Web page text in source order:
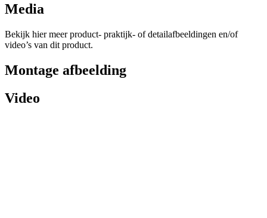
Media
Bekijk hier meer product- praktijk- of detailafbeeldingen en/of
video’s van dit product.
Montage afbeelding
Video